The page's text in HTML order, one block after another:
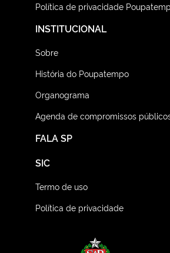
Política de privacidade
FALA SP
INSTITUCIONAL
Sobre
História do Poupatempo
Organograma
Agenda de compromissos
SIC
Termo de uso
Política de privacidade